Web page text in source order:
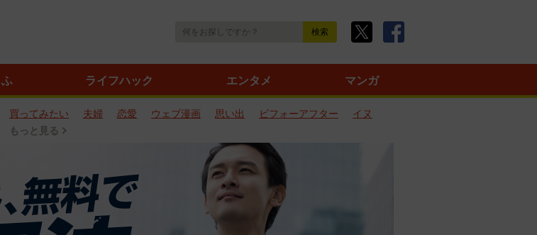
ライフハック エンタメ マンガ
買ってみたい 夫婦 恋愛 ウェブ漫画 思い出 ビフォーアフター
イヌ
もっと見る